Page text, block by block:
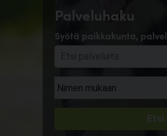
Palveluhaku
Syötä paikkakunta,